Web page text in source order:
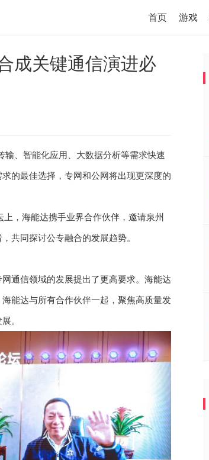
首页 游戏
成关键通信演进必
、智能化应用、大数据分析等需求快速
的最佳选择，专网和公网将出现更深度的
，海能达携手业界合作伙伴，邀请泉州
共同探讨公专融合的发展趋势。
通信领域的发展提出了更高要求。海能达
能达与所有合作伙伴一起，聚焦高质量发
。